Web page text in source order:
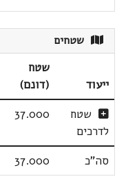
שטחים
ייעוד
שטח
(דונם)
שטח
לדרכים
37.000
סה"כ 37.000